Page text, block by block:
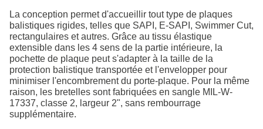
La conception permet d'accueillir tout type de plaques
balistiques rigides, telles que SAPI, E-SAPI, Swimmer Cut,
rectangulaires et autres. Grâce au tissu élastique
extensible dans les 4 sens de la partie intérieure, la
pochette de plaque peut s'adapter à la taille de la
protection balistique transportée et l'envelopper pour
minimiser l'encombrement du porte-plaque. Pour la même
raison, les bretelles sont fabriquées en sangle MIL-W-
17337, classe 2, largeur 2", sans rembourrage
supplémentaire.